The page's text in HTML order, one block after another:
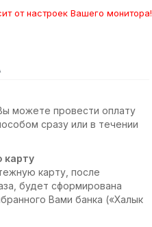
от настроек Вашего монитора!
можете провести оплату
сразу или в течении
карту
карту, после
будет сформирована
Вами банка («Халык